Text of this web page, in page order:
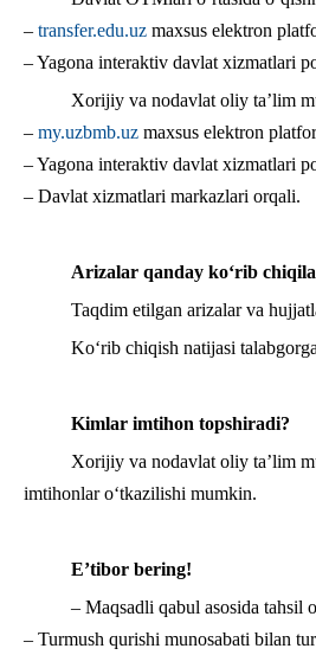
– transfer.edu.uz maxsus elektron
– Yagona interaktiv davlat xizmatlari
Xorijiy va nodavlat oliy ta’lim
– my.uzbmb.uz maxsus elektron
– Yagona interaktiv davlat xizmatlari
– Davlat xizmatlari markazlari orqali.
Arizalar qanday ko‘rib
Taqdim etilgan arizalar va
Ko‘rib chiqish natijasi
Kimlar imtihon topshiradi?
Xorijiy va nodavlat oliy ta’lim
imtihonlar o‘tkazilishi mumkin.
E’tibor bering!
– Maqsadli qabul asosida tahsil
– Turmush qurishi munosabati bilan